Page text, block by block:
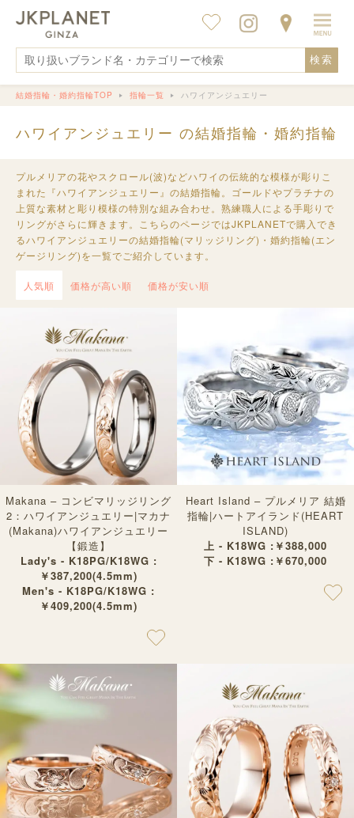
検索
結婚指輪・婚約指輪TOP 指輪一覧 ハワイアンジュエリー
ハワイアンジュエリー の結婚指輪・婚約指輪
プルメリアの花やスクロール(波)などハワイの伝統的な模様が彫りこ
まれた『ハワイアンジュエリー』の結婚指輪。ゴールドやプラチナの
上質な素材と彫り模様の特別な組み合わせ。熟練職人による手彫りで
リングがさらに輝きます。こちらのページではJKPLANETで購入でき
るハワイアンジュエリーの結婚指輪(マリッジリング)・婚約指輪(エン
ゲージリング)を一覧でご紹介しています。
人気順 価格が高い順 価格が安い順
Makana – コンビマリッジリング
2：ハワイアンジュエリー|マカナ
(Makana)ハワイアンジュエリー
【鍛造】
Lady's - K18PG/K18WG :
￥387,200(4.5mm)
Men's - K18PG/K18WG :
￥409,200(4.5mm)
Heart Island – プルメリア 結婚
指輪|ハートアイランド(HEART
ISLAND)
上 - K18WG :￥388,000
下 - K18WG :￥670,000